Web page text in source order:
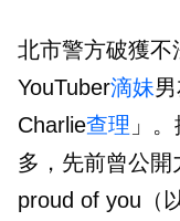
北市警方破獲不
YouTuber滴妹
Charlie查理 」
多，先前曾公
proud of you（